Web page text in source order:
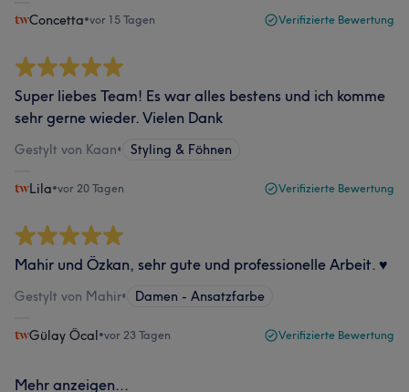
Concetta•vor 15 Tagen Verifizierte Bewertung
Super liebes Team! Es war alles bestens und ich komme
sehr gerne wieder. Vielen Dank
Gestylt von Kaan• Styling & Föhnen
Lila•vor 20 Tagen Verifizierte Bewertung
Mahir und Özkan, sehr gute und professionelle Arbeit. ♥️
Gestylt von Mahir• Damen - Ansatzfarbe
Gülay Öcal•vor 23 Tagen Verifizierte Bewertung
Mehr anzeigen...